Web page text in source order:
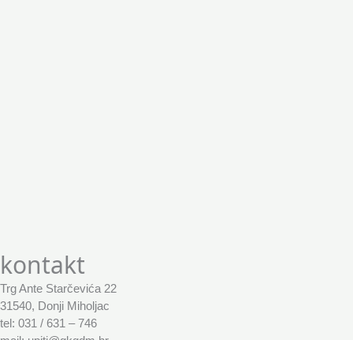
kontakt
Trg Ante Starčevića 22
31540, Donji Miholjac
tel: 031 / 631 – 746